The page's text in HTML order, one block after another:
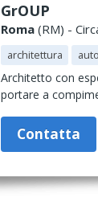
GrOUP
Roma (RM) -
architettura
Architetto con
portare a
Contatta